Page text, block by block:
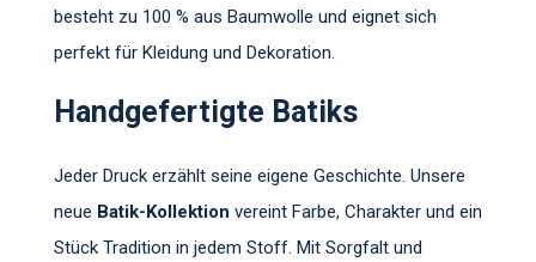
besteht zu 100 % aus Baumwolle und eignet sich
perfekt für Kleidung und Dekoration.
Handgefertigte Batiks
Jeder Druck erzählt seine eigene Geschichte. Unsere
neue Batik-Kollektion vereint Farbe, Charakter und ein
Stück Tradition in jedem Stoff. Mit Sorgfalt und